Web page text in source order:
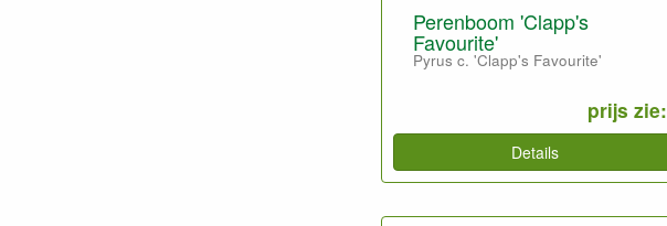
Perenboom 'Clapp's
Favourite'
Pyrus c. 'Clapp's Favourite'
prijs zie:
Details